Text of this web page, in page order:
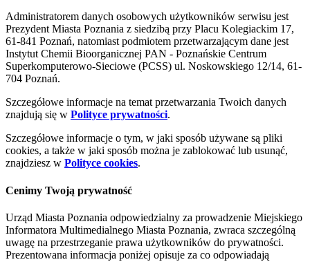
Administratorem danych osobowych użytkowników serwisu jest
Prezydent Miasta Poznania z siedzibą przy Placu Kolegiackim 17,
61-841 Poznań, natomiast podmiotem przetwarzającym dane jest
Instytut Chemii Bioorganicznej PAN - Poznańskie Centrum
Superkomputerowo-Sieciowe (PCSS) ul. Noskowskiego 12/14, 61-
704 Poznań.
Szczegółowe informacje na temat przetwarzania Twoich danych
znajdują się w Polityce prywatności.
Szczegółowe informacje o tym, w jaki sposób używane są pliki
cookies, a także w jaki sposób można je zablokować lub usunąć,
znajdziesz w Polityce cookies.
Cenimy Twoją prywatność
Urząd Miasta Poznania odpowiedzialny za prowadzenie Miejskiego
Informatora Multimedialnego Miasta Poznania, zwraca szczególną
uwagę na przestrzeganie prawa użytkowników do prywatności.
Prezentowana informacja poniżej opisuje za co odpowiadają